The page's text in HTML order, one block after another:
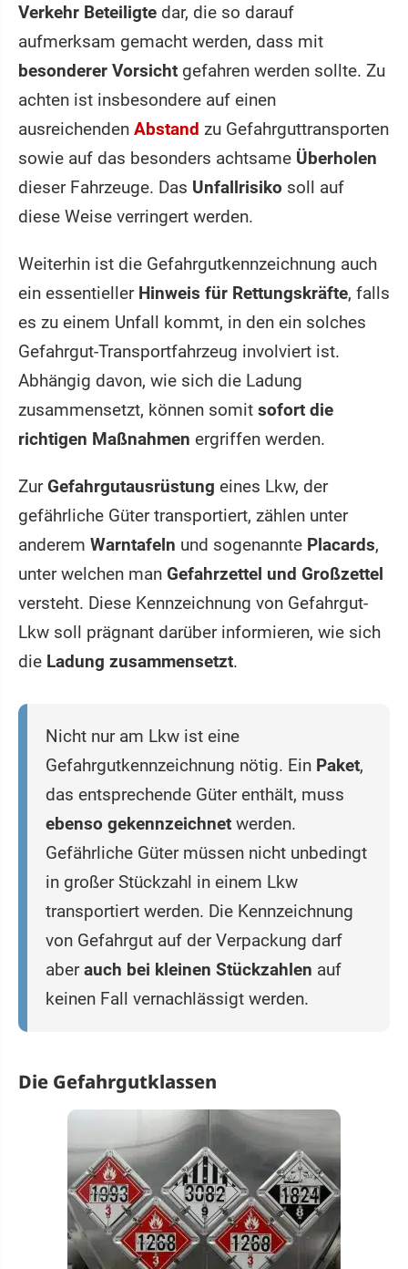
Verkehr Beteiligte dar, die so darauf
aufmerksam gemacht werden, dass mit
besonderer Vorsicht gefahren werden sollte. Zu
achten ist insbesondere auf einen
ausreichenden Abstand zu Gefahrguttransporten
sowie auf das besonders achtsame Überholen
dieser Fahrzeuge. Das Unfallrisiko soll auf
diese Weise verringert werden.
Weiterhin ist die Gefahrgutkennzeichnung auch
ein essentieller Hinweis für Rettungskräfte, falls
es zu einem Unfall kommt, in den ein solches
Gefahrgut-Transportfahrzeug involviert ist.
Abhängig davon, wie sich die Ladung
zusammensetzt, können somit sofort die
richtigen Maßnahmen ergriffen werden.
ZurGefahrgutausrüstung eines Lkw, der
gefährliche Güter transportiert, zählen unter
anderem Warntafeln und sogenannte Placards,
unter welchen man Gefahrzettel und Großzettel
versteht. Diese Kennzeichnung von Gefahrgut-
Lkw soll prägnant darüber informieren, wie sich
die Ladung zusammensetzt.
Nicht nur am Lkw ist eine
Gefahrgutkennzeichnung nötig. Ein Paket,
das entsprechende Güter enthält, muss
ebenso gekennzeichnet werden.
Gefährliche Güter müssen nicht unbedingt
in großer Stückzahl in einem Lkw
transportiert werden. Die Kennzeichnung
von Gefahrgut auf der Verpackung darf
aberauch bei kleinen Stückzahlen auf
keinen Fall vernachlässigt werden.
Die Gefahrgutklassen